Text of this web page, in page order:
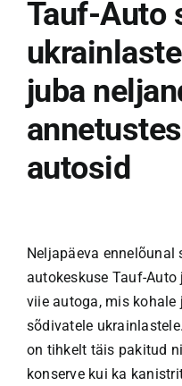
Tauf-Auto
juba
autosid
Neljapäeva
autokeskuse Tauf-
viie autoga, mis kohale
sõdivatele
on tihkelt täis pakitud
konserve kui ka